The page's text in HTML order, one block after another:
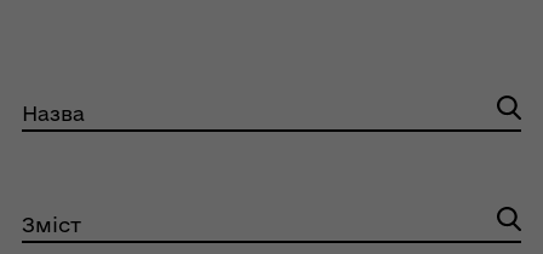
Назва
Зміст